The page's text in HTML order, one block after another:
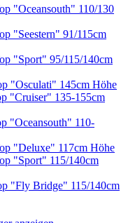
"Oceansouth" 110/130
"Seestern" 91/115cm
"Sport" 95/115/140cm
"Osculati" 145cm Höhe
"Cruiser" 135-155cm
"Oceansouth" 110-
"Deluxe" 117cm Höhe
"Sport" 115/140cm
"Fly Bridge" 115/140cm